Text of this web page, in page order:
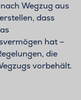
Wegzug aus
dass
hat –
die
vorbehält.